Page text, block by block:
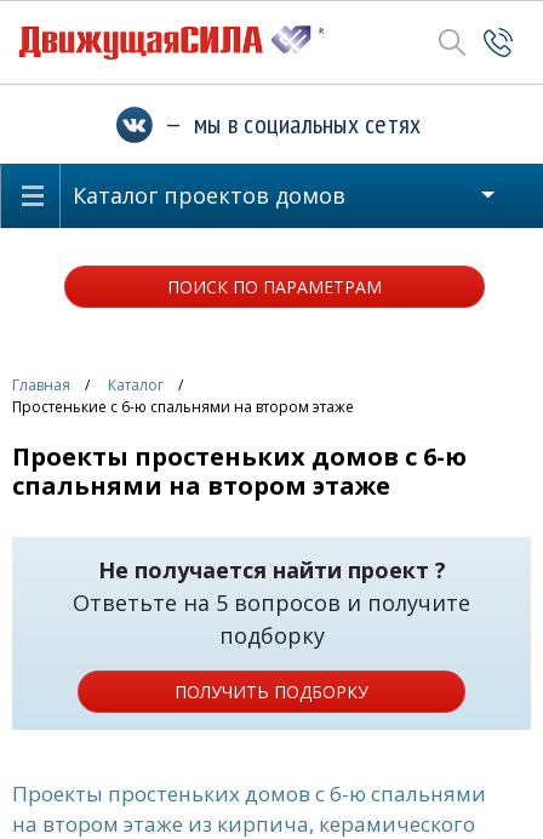
— мы в социальных сетях
Каталог проектов домов
ПОИСК ПО ПАРАМЕТРАМ
Главная
Каталог
Простенькие с 6-ю спальнями на втором этаже
Проекты простеньких домов с 6-ю
спальнями на втором этаже
Не получается найти проект ?
Ответьте на 5 вопросов и получите
подборку
ПОЛУЧИТЬ ПОДБОРКУ
Проекты простеньких домов с 6-ю спальнями
на втором этаже из кирпича, керамического